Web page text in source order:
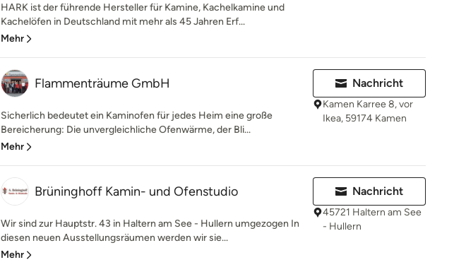
HARK ist der führende Hersteller für Kamine, Kachelkamine und
Kachelöfen in Deutschland mit mehr als 45 Jahren Erf...
Mehr
Flammenträume GmbH
Sicherlich bedeutet ein Kaminofen für jedes Heim eine große
Bereicherung: Die unvergleichliche Ofenwärme, der Bli...
Mehr
Nachricht
Kamen Karree 8, vor
Ikea, 59174 Kamen
Brüninghoff Kamin- und Ofenstudio
Wir sind zur Hauptstr. 43 in Haltern am See - Hullern umgezogen In
diesen neuen Ausstellungsräumen werden wir sie...
Mehr
Nachricht
45721 Haltern am See
- Hullern